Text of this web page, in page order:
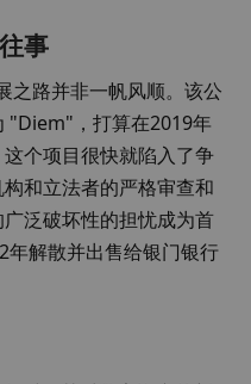
事
之路并非一帆风顺。该公
"Diem"，打算在2019年
个项目很快就陷入了争
和立法者的严格审查和
泛破坏性的担忧成为首
年解散并出售给银门银行